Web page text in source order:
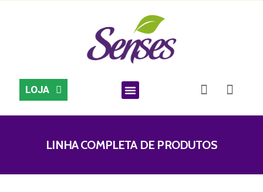
LOJA
LINHA COMPLETA DE PRODUTOS